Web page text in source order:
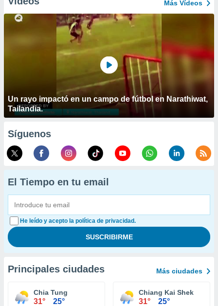
Más Vídeos
Un rayo impactó en un campo de fútbol en Narathiwat,
Tailandia.
Síguenos
El Tiempo en tu email
He leído y acepto la política de privacidad.
Principales ciudades Más ciudades
Chia Tung
31° 25°
Chiang Kai Shek
31° 25°